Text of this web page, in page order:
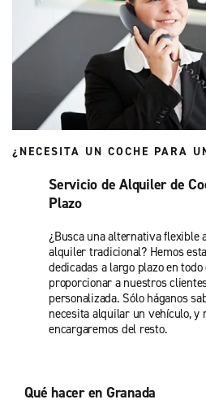
¿NECESITA UN COCHE PARA
Servicio de Alquiler de
Plazo
¿Busca una alternativa flexible
alquiler tradicional? Hemos
dedicadas a largo plazo en
proporcionar a nuestros
personalizada. Sólo háganos
necesita alquilar un vehículo, y
encargaremos del resto.
Qué hacer en Granada